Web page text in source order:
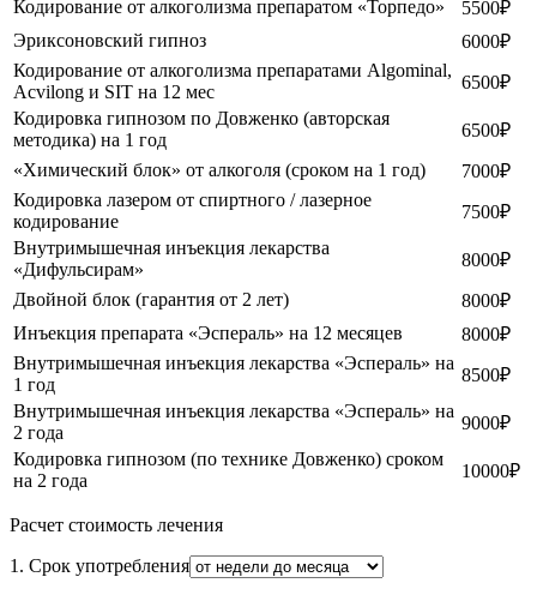
Кодирование от алкоголизма препаратом «Торпедо»
5500₽
Эриксоновский гипноз
6000₽
Кодирование от алкоголизма препаратами Algominal,
Acvilong и SIT на 12 мес
6500₽
Кодировка гипнозом по Довженко (авторская
методика) на 1 год
6500₽
«Химический блок» от алкоголя (сроком на 1 год)
7000₽
Кодировка лазером от спиртного / лазерное
кодирование
7500₽
Внутримышечная инъекция лекарства
«Дифульсирам»
8000₽
Двойной блок (гарантия от 2 лет)
8000₽
Инъекция препарата «Эспераль» на 12 месяцев
8000₽
Внутримышечная инъекция лекарства «Эспераль» на
1 год
8500₽
Внутримышечная инъекция лекарства «Эспераль» на
2 года
9000₽
Кодировка гипнозом (по технике Довженко) сроком
на 2 года
10000₽
Расчет стоимость лечения
1. Срок употребления